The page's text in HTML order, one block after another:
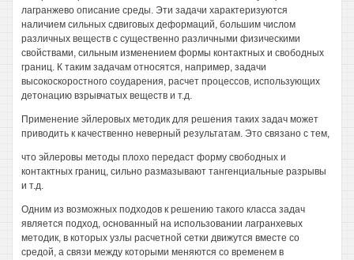
лагранжево описание среды. Эти задачи характеризуются
наличием сильных сдвиговых деформаций, большим числом
различных веществ с существенно различными физическими
свойствами, сильным изменением формы контактных и свободных
границ. К таким задачам относятся, например, задачи
высокоскоростного соударения, расчет процессов, использующих
детонацию взрывчатых веществ и т.д.
Применение эйлеровых методик для решения таких задач может
приводить к качественно неверный результатам. Это связано с тем,
что эйлеровы методы плохо передаст форму свободных и
контактных границ, сильно размазывают тангенциальные разрывы
и т.д.
Одним из возможных подходов к решению такого класса задач
является подход, основанный на использовании лагранхевых
методик, в которых узлы расчетной сетки движутся вместе со
средой, а связи между которыми меняются со временем в